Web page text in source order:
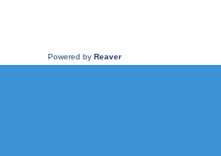
Powered by Reaver